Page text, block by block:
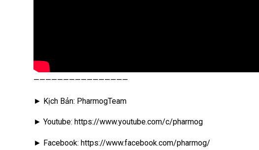
————————————————
► Kịch Bản: PharmogTeam
► Youtube: https://www.youtube.com/c/pharmog
► Facebook: https://www.facebook.com/pharmog/